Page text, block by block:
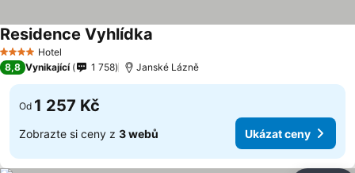
4 Počet hvězdiček
Hotel
Residence Vyhlídka
8,8 Vynikající 1 758 Janské Lázně
Od 1 257 Kč
Zobrazte si ceny z 3 webů Ukázat ceny